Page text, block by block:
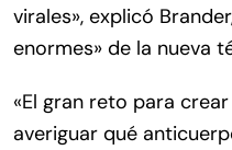
virales», explicó
enormes» de la nueva
«El gran reto para
averiguar qué